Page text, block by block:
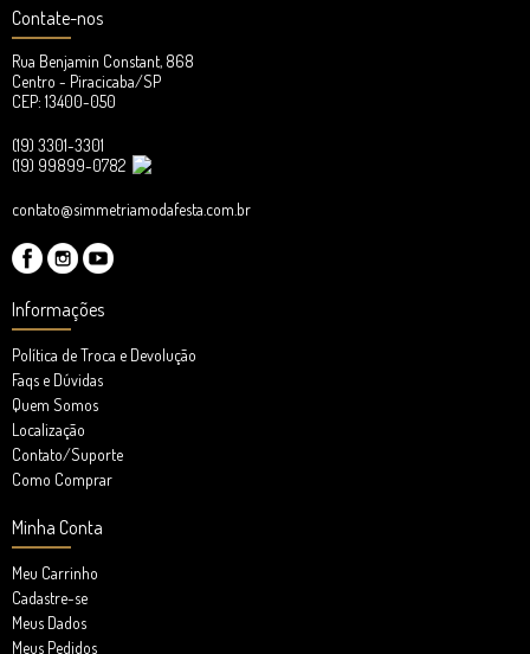
Contate-nos
Rua Benjamin Constant, 868
Centro - Piracicaba/SP
CEP: 13400-050
(19) 3301-3301
(19) 99899-0782
contato@simmetriamodafesta.com.br
Informações
Política de Troca e Devolução
Faqs e Dúvidas
Quem Somos
Localização
Contato/Suporte
Como Comprar
Minha Conta
Meu Carrinho
Cadastre-se
Meus Dados
Meus Pedidos